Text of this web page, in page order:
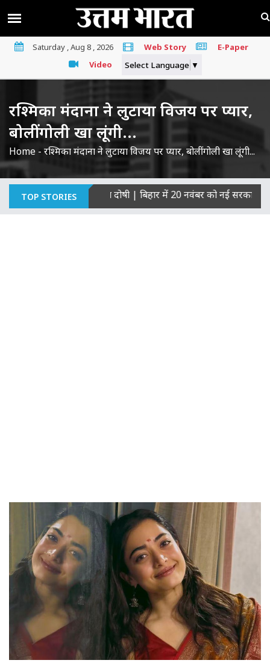
Saturday , Aug 8 , 2026 Web Story
E-Paper
Video
Select Language ▼
रश्मिका मंदाना ने लुटाया विजय पर प्यार,
बोलीं गोली खा लूंगी...
Home - रश्मिका मंदाना ने लुटाया विजय पर प्यार, बोलीं गोली खा लूंगी...
TOP STORIES
हत्याओं का माना दोषी बिहार में 20 नवंबर को नई सरकार का शपथ